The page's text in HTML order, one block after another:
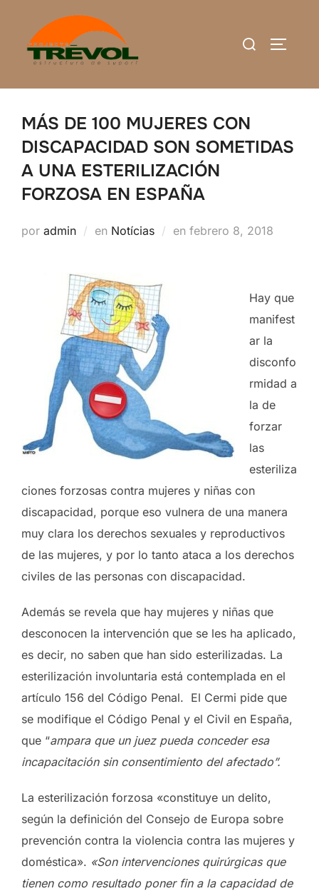
contenido
Buscar:
MÁS DE 100 MUJERES CON
DISCAPACIDAD SON SOMETIDAS
A UNA ESTERILIZACIÓN
FORZOSA EN ESPAÑA
por admin en Notícias en Publicado
febrero 8, 2018
Hay que
manifest
ar la
disconfo
rmidad a
la de
forzar
las
esteriliza
ciones forzosas contra mujeres y niñas con
discapacidad, porque eso vulnera de una manera
muy clara los derechos sexuales y reproductivos
de las mujeres, y por lo tanto ataca a los derechos
civiles de las personas con discapacidad.
Además se revela que hay mujeres y niñas que
desconocen la intervención que se les ha aplicado,
es decir, no saben que han sido esterilizadas. La
esterilización involuntaria está contemplada en el
artículo 156 del Código Penal. El Cermi pide que
se modifique el Código Penal y el Civil en España,
que “ampara que un juez pueda conceder esa
incapacitación sin consentimiento del afectado”.
La esterilización forzosa «constituye un delito,
según la definición del Consejo de Europa sobre
prevención contra la violencia contra las mujeres y
doméstica». «Son intervenciones quirúrgicas que
tienen como resultado poner fin a la capacidad de